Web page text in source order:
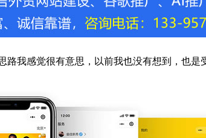
我感觉很有意思，以前我也没有想到，也